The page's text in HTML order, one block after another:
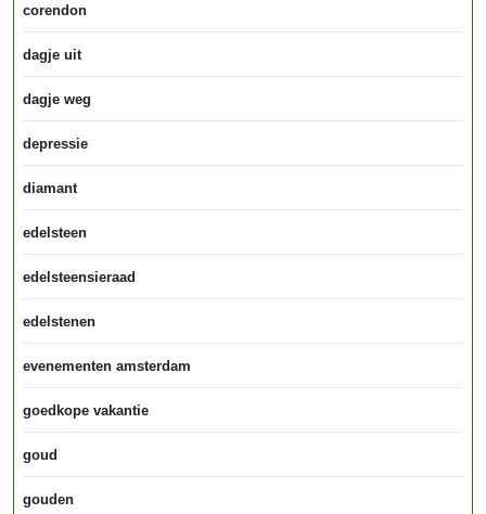
corendon
dagje uit
dagje weg
depressie
diamant
edelsteen
edelsteensieraad
edelstenen
evenementen amsterdam
goedkope vakantie
goud
gouden